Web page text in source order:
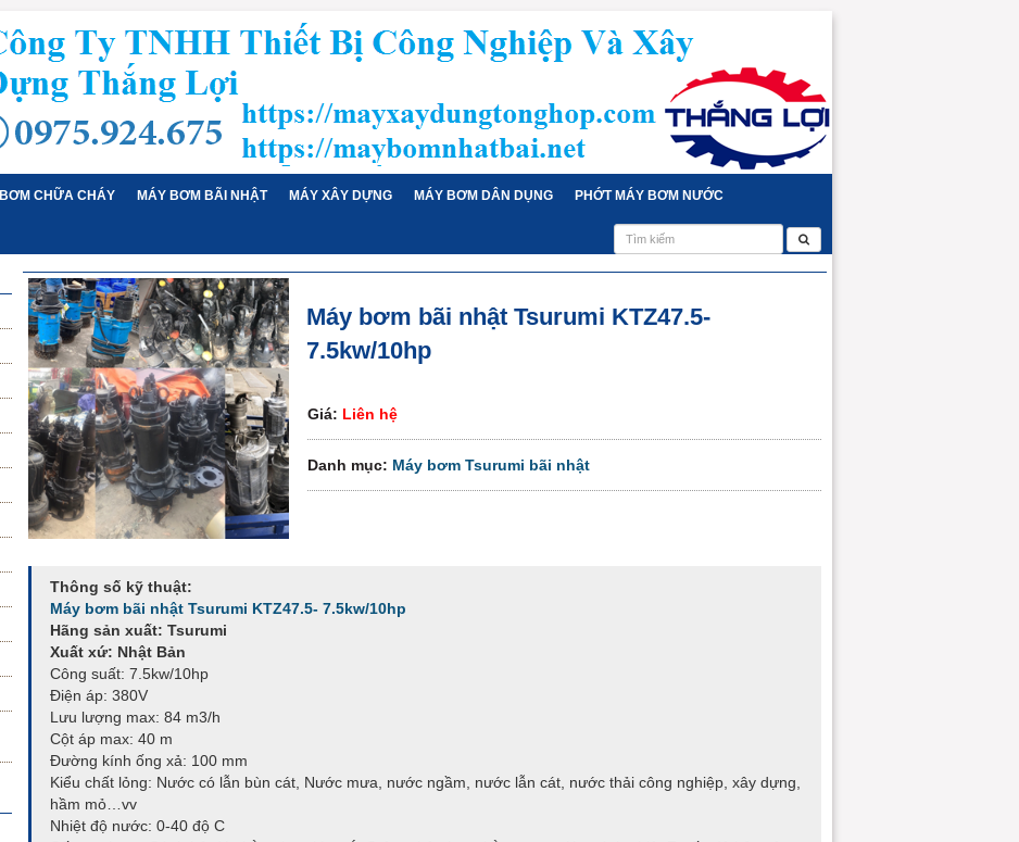
BƠM CHỮA CHÁY MÁY BƠM BÃI NHẬT MÁY XÂY DỰNG MÁY BƠM DÂN DỤNG PHỚT MÁY BƠM NƯỚC
Máy bơm bãi nhật Tsurumi KTZ47.5-
7.5kw/10hp
Giá: Liên hệ
Danh mục: Máy bơm Tsurumi bãi nhật
Thông số kỹ thuật:
Máy bơm bãi nhật Tsurumi KTZ47.5- 7.5kw/10hp
Hãng sản xuất: Tsurumi
Xuất xứ: Nhật Bản
Công suất: 7.5kw/10hp
Điện áp: 380V
Lưu lượng max: 84 m3/h
Cột áp max: 40 m
Đường kính ống xả: 100 mm
Kiểu chất lỏng: Nước có lẫn bùn cát, Nước mưa, nước ngầm, nước lẫn cát, nước thải công nghiệp, xây dựng,
hầm mỏ…vv
Nhiệt độ nước: 0-40 độ C